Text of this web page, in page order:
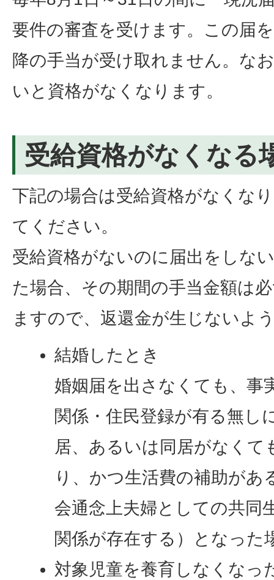
要件の審査を受けます。この届
降の手当が受け取れません。な
いと資格がなくなります。
受給資格がなくなる
下記の場合は受給資格がなくな
てください。
受給資格がないのに届出をしな
た場合、その期間の手当金額は
ますので、返還金が生じないよ
結婚したとき
婚姻届を出さなくても、事
関係・住民登録が有る無し
居、あるいは同居がなくて
り、かつ生活費の補助があ
会通念上夫婦としての共同
関係が存在する）となった
対象児童を養育しなくなっ